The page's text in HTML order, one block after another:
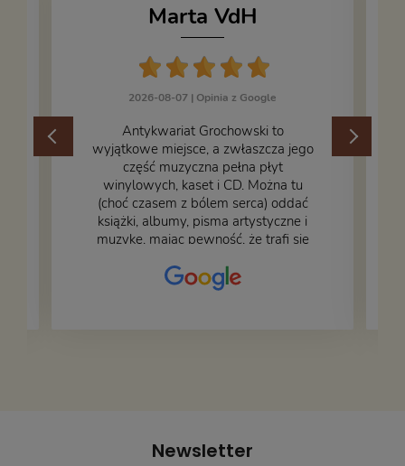
Marta VdH
2026-08-07 | Opinia z Google
​Antykwariat Grochowski to
wyjątkowe miejsce, a zwłaszcza jego
część muzyczna pełna płyt
winylowych, kaset i CD. Można tu
(choć czasem z bólem serca) oddać
książki, albumy, pisma artystyczne i
muzykę, mając pewność, że trafi się
– nasze książki w trakcie
przepakowywania. Część oddaliśmy
Newsletter